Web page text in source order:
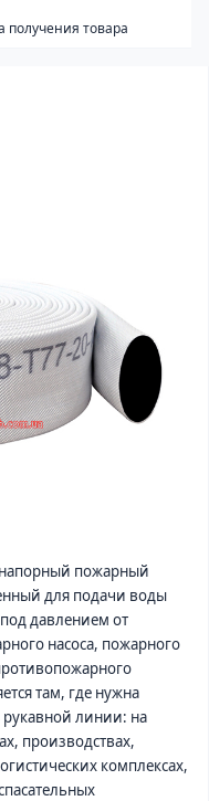
пожарный
для подачи воды
давлением от
насоса, пожарного
там, где нужна
рукавной линии: на
производствах,
комплексах,
получения товара